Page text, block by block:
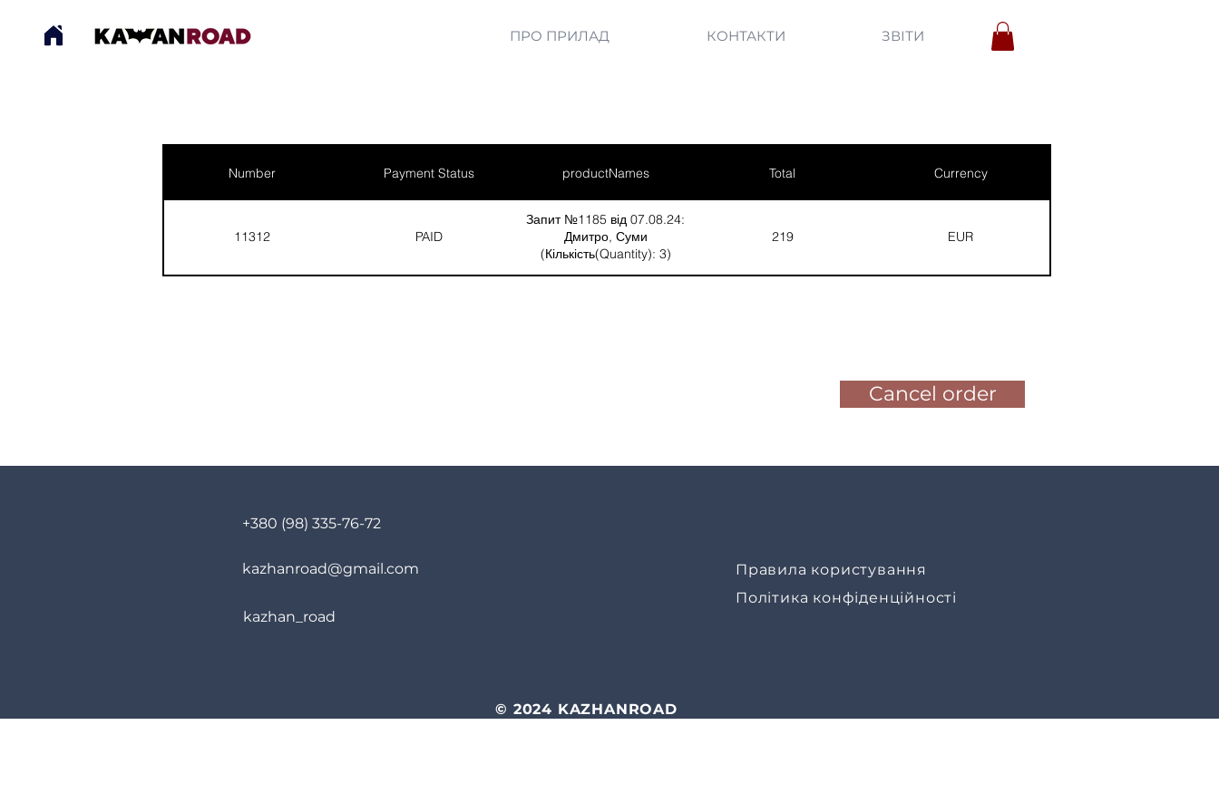
ПРО ПРИЛАД КОНТАКТИ ЗВІТИ
Number Payment Status productNames Total Currency
11312 PAID
Запит №1185 від 07.08.24:
Дмитро, Суми
(Кількість(Quantity): 3)
219 EUR
Cancel order
+380 (98) 335-76-72
kazhanroad@gmail.com
kazhan_road
Правила користування
Політика конфіденційності
© 2024 KAZHANROAD